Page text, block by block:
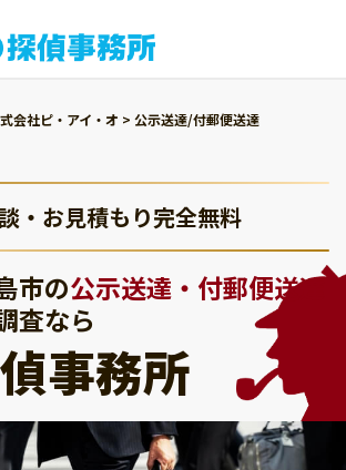
会社ピ・アイ・オ > 公示送達/付郵便送達
・お見積もり完全無料
市の公示送達・付郵便送達
査なら
事務所